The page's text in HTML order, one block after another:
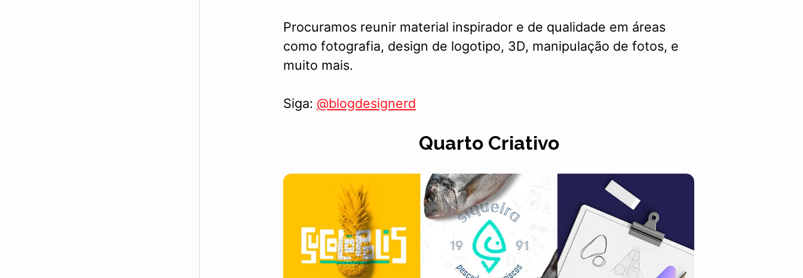
Procuramos reunir material inspirador e de qualidade em áreas
como fotografia, design de logotipo, 3D, manipulação de fotos, e
muito mais.
Siga: @blogdesignerd
Quarto Criativo